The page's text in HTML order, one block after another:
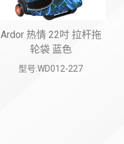
Ardor 热情 22吋 拉杆拖
轮袋 蓝色
型号:WD012-227